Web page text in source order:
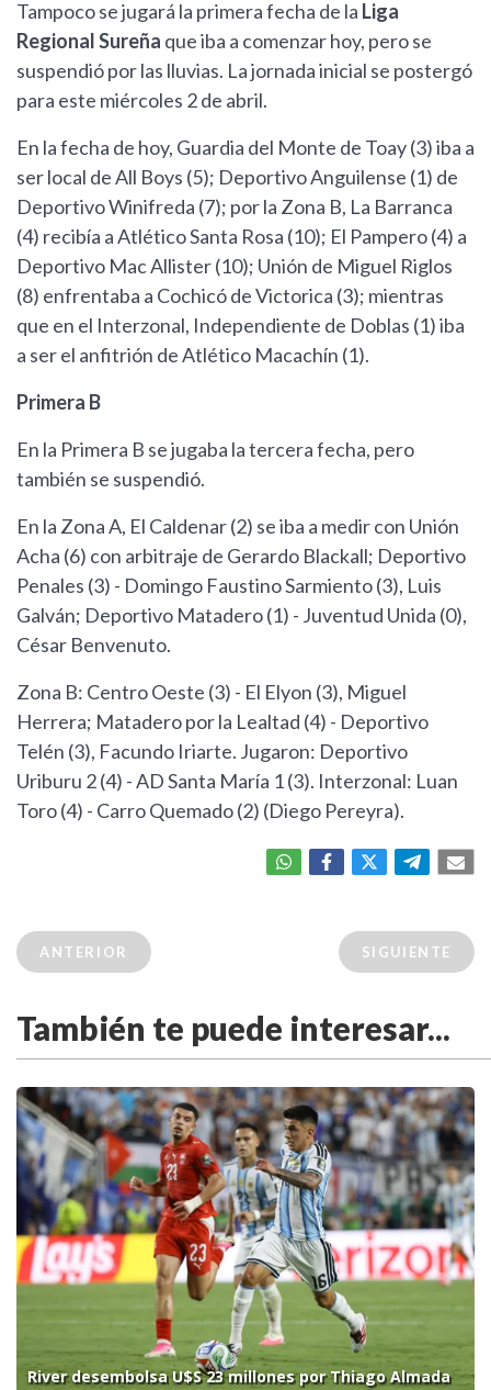
Tampoco se jugará la primera fecha de la Liga
Regional Sureña que iba a comenzar hoy, pero se
suspendió por las lluvias. La jornada inicial se postergó
para este miércoles 2 de abril.
En la fecha de hoy, Guardia del Monte de Toay (3) iba a
ser local de All Boys (5); Deportivo Anguilense (1) de
Deportivo Winifreda (7); por la Zona B, La Barranca
(4) recibía a Atlético Santa Rosa (10); El Pampero (4) a
Deportivo Mac Allister (10); Unión de Miguel Riglos
(8) enfrentaba a Cochicó de Victorica (3); mientras
que en el Interzonal, Independiente de Doblas (1) iba
a ser el anfitrión de Atlético Macachín (1).
Primera B
En la Primera B se jugaba la tercera fecha, pero
también se suspendió.
En la Zona A, El Caldenar (2) se iba a medir con Unión
Acha (6) con arbitraje de Gerardo Blackall; Deportivo
Penales (3) - Domingo Faustino Sarmiento (3), Luis
Galván; Deportivo Matadero (1) - Juventud Unida (0),
César Benvenuto.
Zona B: Centro Oeste (3) - El Elyon (3), Miguel
Herrera; Matadero por la Lealtad (4) - Deportivo
Telén (3), Facundo Iriarte. Jugaron: Deportivo
Uriburu 2 (4) - AD Santa María 1 (3). Interzonal: Luan
Toro (4) - Carro Quemado (2) (Diego Pereyra).
ANTERIOR SIGUIENTE
También te puede interesar...
River desembolsa U$S 23 millones por Thiago Almada